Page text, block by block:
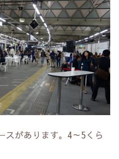
スがあります。4～5くら